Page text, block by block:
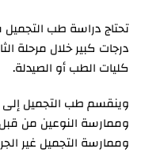
تحتاج دراسة طب
درجات كبير خلال مرحلة
كليات الطب أو الصيدلة.
وينقسم طب التجميل
وممارسة النوعين من قبل
وممارسة التجميل غير